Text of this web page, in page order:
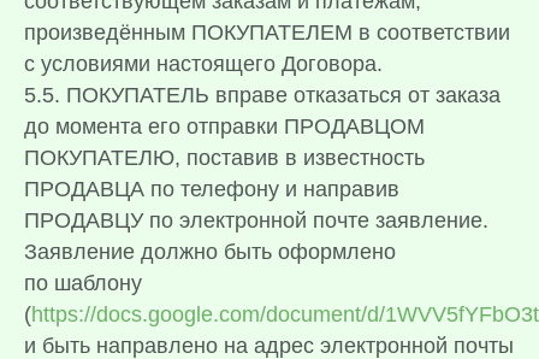
произведённым ПОКУПАТЕЛЕМ в соответствии
с условиями настоящего Договора.
5.5. ПОКУПАТЕЛЬ вправе отказаться от заказа
до момента его отправки ПРОДАВЦОМ
ПОКУПАТЕЛЮ, поставив в известность
ПРОДАВЦА по телефону и направив
ПРОДАВЦУ по электронной почте заявление.
Заявление должно быть оформлено
по шаблону
(https://docs.google.com/document/d/
и быть направлено на адрес электронной почты